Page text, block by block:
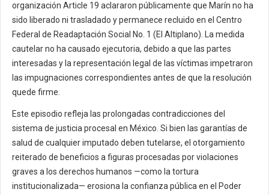
organización Article 19 aclararon públicamente que Marín no ha
sido liberado ni trasladado y permanece recluido en el Centro
Federal de Readaptación Social No. 1 (El Altiplano). La medida
cautelar no ha causado ejecutoria, debido a que las partes
interesadas y la representación legal de las víctimas impetraron
las impugnaciones correspondientes antes de que la resolución
quede firme.
Este episodio refleja las prolongadas contradicciones del
sistema de justicia procesal en México. Si bien las garantías de
salud de cualquier imputado deben tutelarse, el otorgamiento
reiterado de beneficios a figuras procesadas por violaciones
graves a los derechos humanos —como la tortura
institucionalizada— erosiona la confianza pública en el Poder